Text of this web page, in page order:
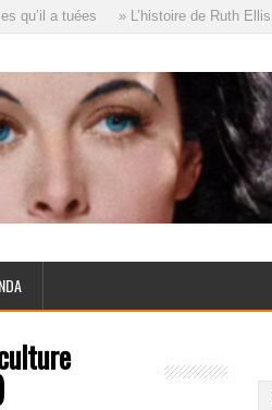
a tuées » L’histoire de Ruth